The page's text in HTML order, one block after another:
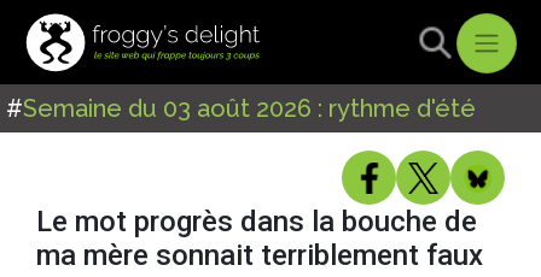
#Semaine du 03 août 2026 : rythme d'été
Le mot progrès dans la bouche de
ma mère sonnait terriblement faux